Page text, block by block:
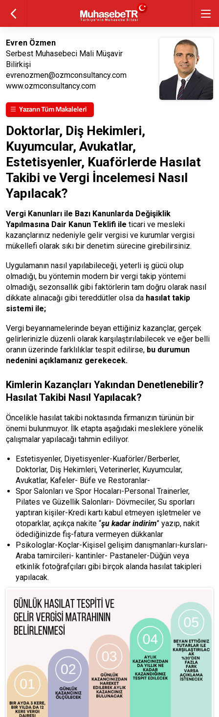
Evren Özmen
Serbest Muhasebeci Mali Müşavir
Bilirkişi
evrenozmen@ozmconsultancy.com
www.ozmconsultancy.com
Doktorlar, Diş Hekimleri,
Kuyumcular, Avukatlar,
Estetisyenler, Kuaförlerde Hasılat
Takibi ve Vergi İncelemesi Nasıl
Yapılacak?
Vergi Kanunları ile Bazı Kanunlarda Değişiklik
Yapılmasına Dair Kanun Teklifi ile ticari ve mesleki
kazançlarınız nedeniyle gelir vergisi ve kurumlar vergisi
mükellefi olarak sıkı bir denetim sürecine girebilirsiniz.
Uygulamanın nasıl yapılabileceği, yeterli iş gücü olup
olmadığı, bu yöntemin modern bir vergi takip yöntemi
olmadığı, sezonsallık gibi faktörlerin tam doğru olarak nasıl
dikkate alınacağı gibi tereddütler olsa da hasılat takip
sistemi ile;
Vergi beyannamelerinde beyan ettiğiniz kazançlar, gerçek
gelirlerinizle düzenli olarak karşılaştırılabilecek ve eğer belli
oranın üzerinde farklılıklar tespit edilirse, bu durumun
nedenini açıklamanız gerekecek.
Kimlerin Kazançları Yakından Denetlenebilir?
Hasılat Takibi Nasıl Yapılacak?
Öncelikle hasılat takibi noktasında firmanızın türünün bir
önemi bulunmuyor. İlk etapta aşağıdaki mesleklere yönelik
çalışmalar yapılacağı tahmin ediliyor.
Estetisyenler, Diyetisyenler-Kuaförler/Berberler,
Doktorlar, Diş Hekimleri, Veterinerler, Kuyumcular,
Avukatlar, Kafeler- Büfe ve Restoranlar-
Spor Salonları ve Spor Hocaları-Personal Trainerler,
Pilates ve Güzellik Salonları- Dövmeciler, Su sporları
yaptıran kişiler-Kredi kartı kabul etmeyen işletmeler ve
otoparklar, açıkça nakite “şu kadar indirim” yazıp, nakit
ödediğinizde fiş-fatura vermeyen dükkanlar
Psikologlar-Koçlar-Kişisel gelişim danışmanları-kursları-
Araba tamircileri- kantinler- Pastaneler-Düğün veya
etkinlik fotoğrafçıları gibi birçok alanda hasılat takipleri
yapılacak.